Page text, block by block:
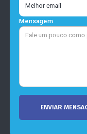
Mensagem